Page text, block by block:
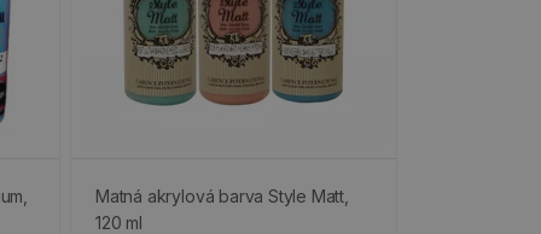
Matná akrylová barva Style Matt,
120 ml